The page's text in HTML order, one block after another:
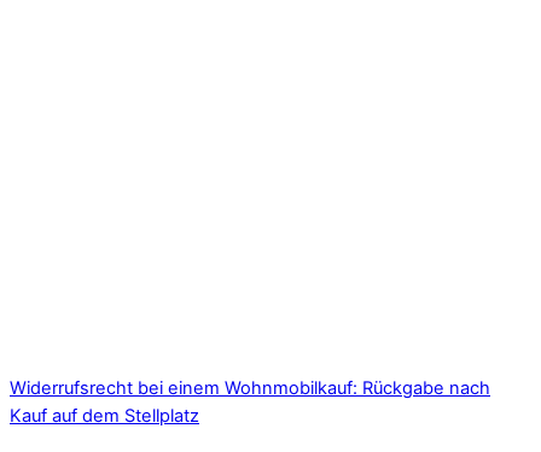
Widerrufsrecht bei einem Wohnmobilkauf: Rückgabe nach
Kauf auf dem Stellplatz